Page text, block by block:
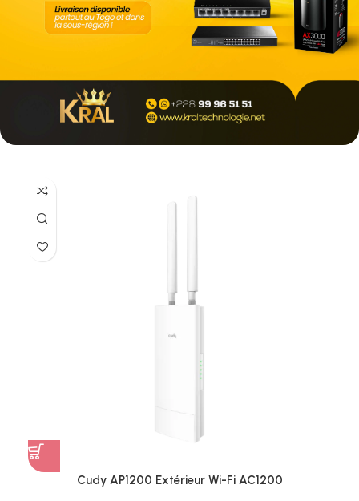
Cudy AP1200 Extérieur Wi-Fi AC1200